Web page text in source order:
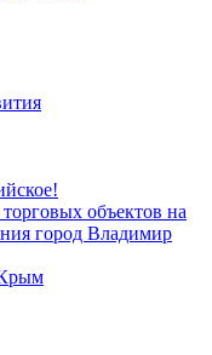
объектов на
город Владимир